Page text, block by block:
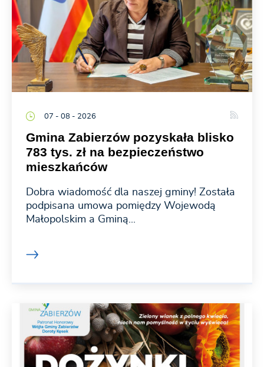
07 - 08 - 2026
Gmina Zabierzów pozyskała blisko
783 tys. zł na bezpieczeństwo
mieszkańców
Dobra wiadomość dla naszej gminy! Została
podpisana umowa pomiędzy Wojewodą
Małopolskim a Gminą...